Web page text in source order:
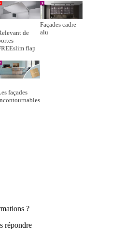
de
flap
Façades cadre
alu
façades
?
répondre